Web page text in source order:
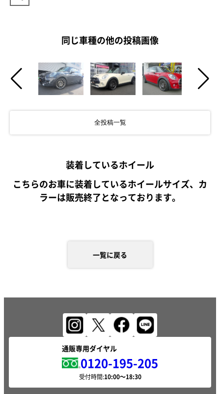
同じ車種の他の投稿画像
全投稿一覧
装着しているホイール
こちらのお車に装着しているホイールサイズ、カ
ラーは販売終了となっております。
一覧に戻る
通販専用ダイヤル
0120-195-205
受付時間: